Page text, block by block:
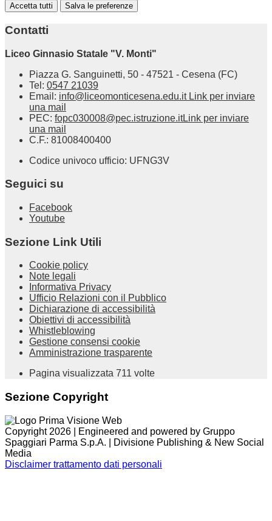
Accetta tutti Salva le preferenze
Contatti
Liceo Ginnasio Statale "V. Monti"
Piazza G. Sanguinetti, 50 - 47521 - Cesena (FC)
Tel: 0547 21039
Email: info@liceomonticesena.edu.it Link per inviare
una mail
PEC: fopc030008@pec.istruzione.itLink per inviare
una mail
C.F.: 81008400400
Codice univoco ufficio: UFNG3V
Seguici su
Facebook
Youtube
Sezione Link Utili
Cookie policy
Note legali
Informativa Privacy
Ufficio Relazioni con il Pubblico
Dichiarazione di accessibilità
Obiettivi di accessibilità
Whistleblowing
Gestione consensi cookie
Amministrazione trasparente
Pagina visualizzata 711 volte
Sezione Copyright
Copyright 2026 | Engineered and powered by Gruppo
Spaggiari Parma S.p.A. | Divisione Publishing & New Social
Media
Disclaimer trattamento dati personali